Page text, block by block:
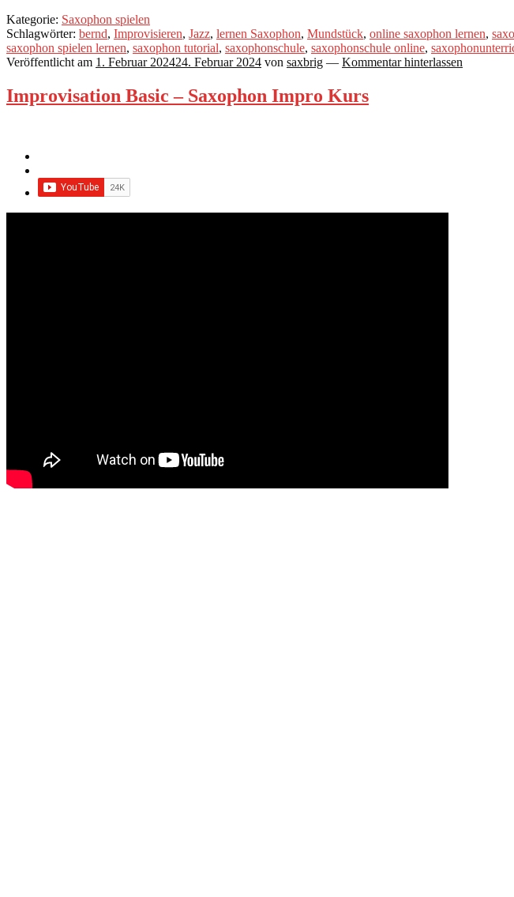
Kategorie: Saxophon spielen
Schlagwörter: bernd, Improvisieren, Jazz, lernen Saxophon, Mundstück, online saxophon lernen,
saxophon spielen lernen, saxophon tutorial, saxophonschule, saxophonschule online,
Veröffentlicht am 1. Februar 202424. Februar 2024 von saxbrig — Kommentar hinterlassen
Improvisation Basic – Saxophon Impro Kurs